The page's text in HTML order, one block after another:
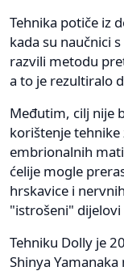
Tehnika potiče iz
kada su naučnici
razvili metodu
a to je rezultiralo
Međutim, cilj nije
korištenje
embrionalnih
ćelije mogle
hrskavice i
"istrošeni"
Tehniku Dolly je
Shinya